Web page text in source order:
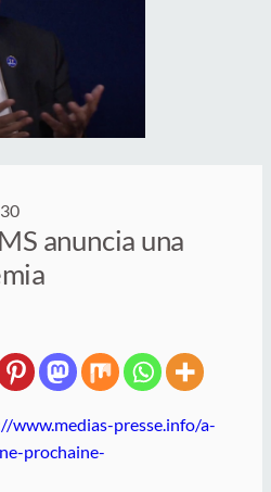
anuncia una
www.medias-presse.info/a-
prochaine-